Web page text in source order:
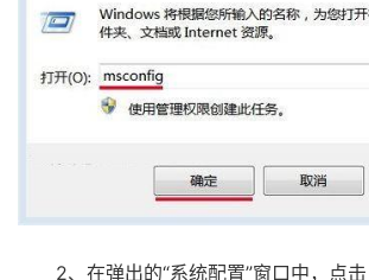
2、在弹出的“系统配置”窗口中，点击